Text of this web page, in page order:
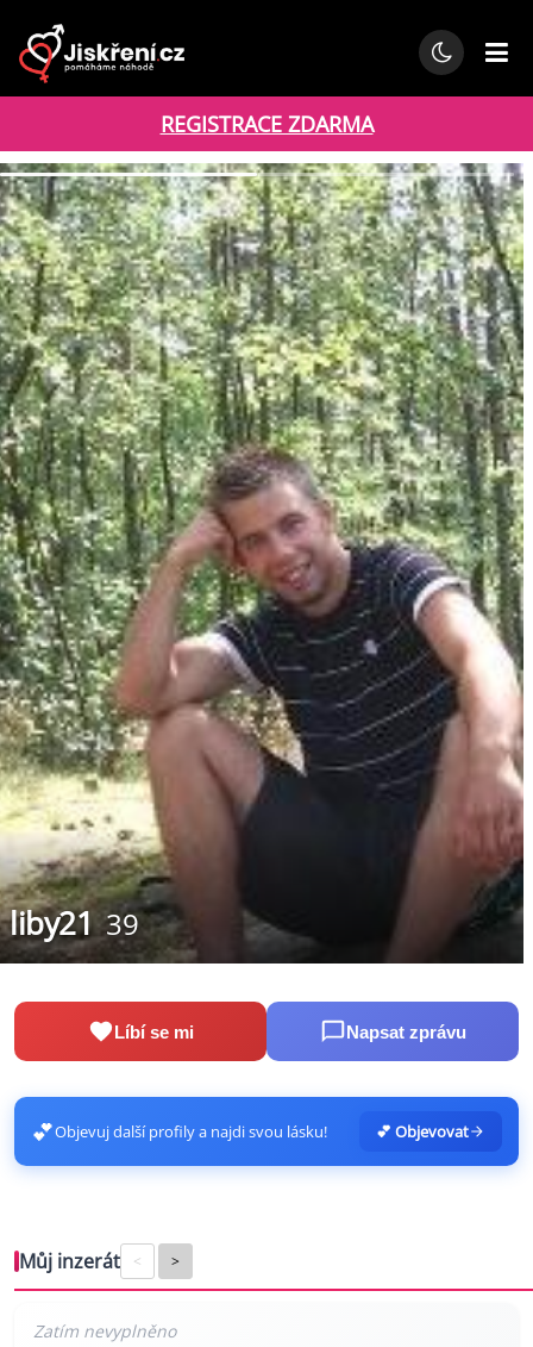
REGISTRACE ZDARMA
liby21 39
Líbí se mi Napsat zprávu
💕Objevuj další profily a najdi svou lásku! 💕 Objevovat
Můj inzerát < >